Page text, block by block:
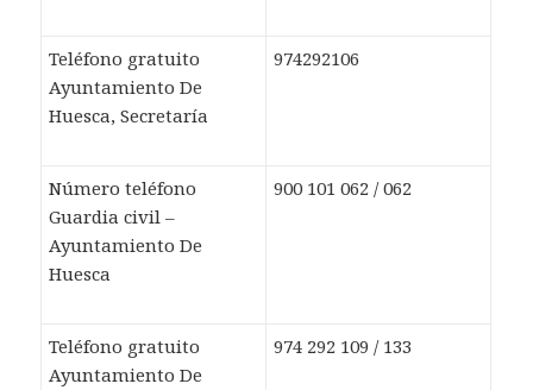
Teléfono gratuito
Ayuntamiento De
Huesca, Secretaría
974292106
Número teléfono
Guardia civil –
Ayuntamiento De
Huesca
900 101 062 / 062
Teléfono gratuito
Ayuntamiento De
974 292 109 / 133